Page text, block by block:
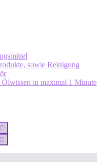
sowie Reinigung
in maximal 1 Minute